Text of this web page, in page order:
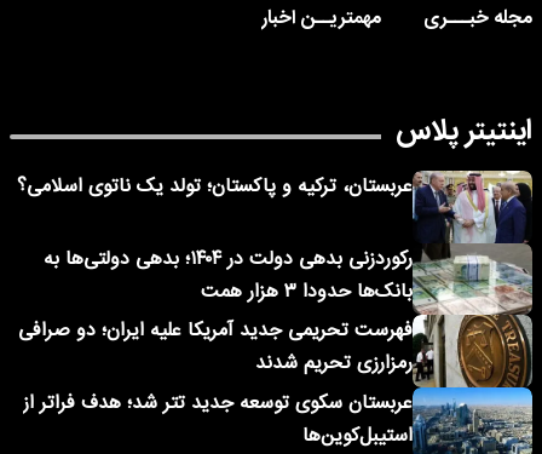
مجله خبـــری
مهمتریــن اخبار
اینتیتر پلاس
عربستان، ترکیه و پاکستان؛ تولد یک ناتوی اسلامی؟
رکوردزنی بدهی دولت در ۱۴۰۴؛ بدهی دولتی‌ها به
بانک‌ها حدودا ۳ هزار همت
فهرست تحریمی جدید آمریکا علیه ایران؛ دو صرافی
رمزارزی تحریم شدند
عربستان سکوی توسعه جدید تتر شد؛ هدف فراتر از
استیبل‌کوین‌ها